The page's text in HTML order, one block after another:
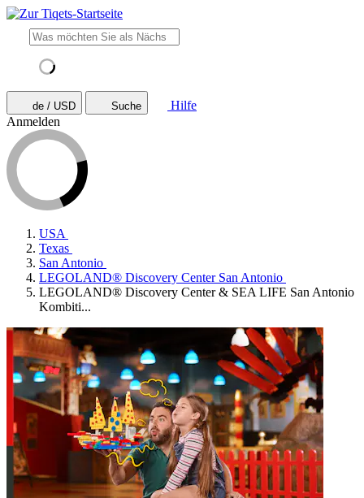
de / USD Suche
Hilfe
Anmelden
USA
Texas
San Antonio
LEGOLAND® Discovery Center San Antonio
LEGOLAND® Discovery Center & SEA LIFE San Antonio
Kombiti...